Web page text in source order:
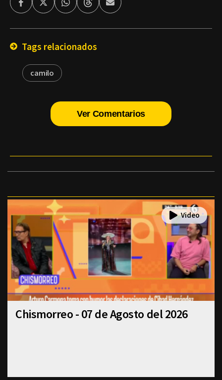
FacebookTwitterWhatsappThreadsEnviar
por
Tags relacionados
camilo
Ver Comentarios
Chismorreo - 07 de Agosto del 2026